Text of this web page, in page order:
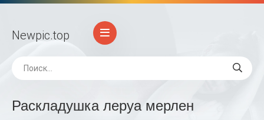
Newpic.top
Раскладушка леруа мерлен